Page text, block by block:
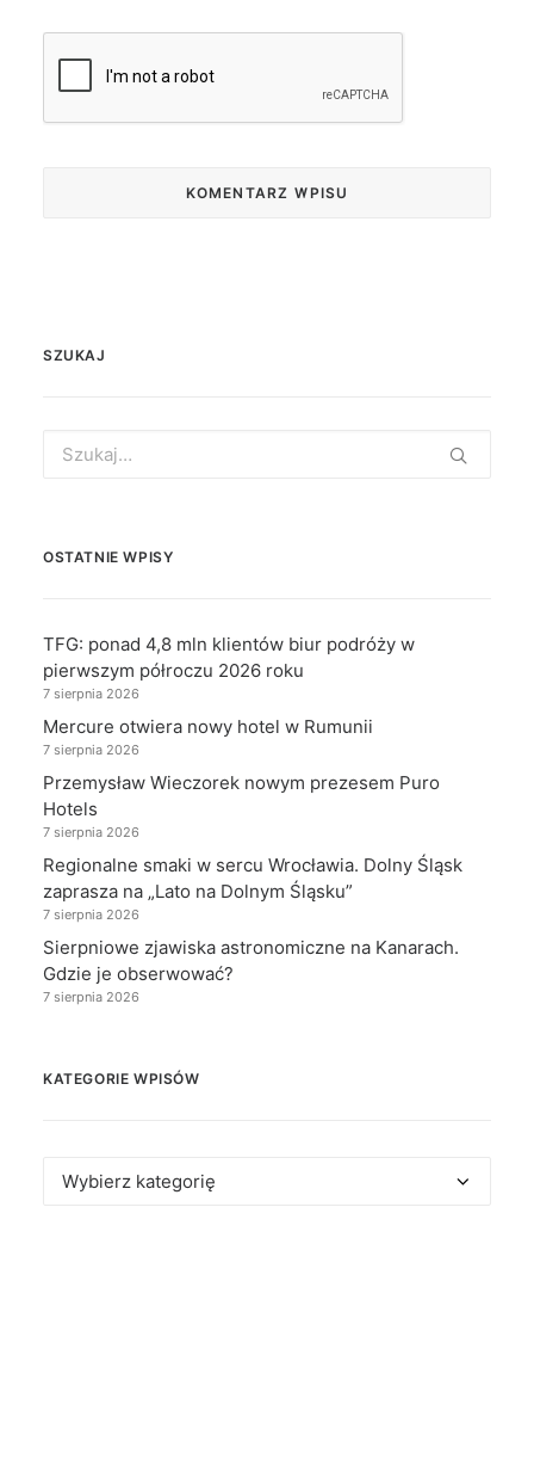
SZUKAJ
for:
OSTATNIE WPISY
TFG: ponad 4,8 mln klientów biur podróży w
pierwszym półroczu 2026 roku
7 sierpnia 2026
Mercure otwiera nowy hotel w Rumunii
7 sierpnia 2026
Przemysław Wieczorek nowym prezesem Puro
Hotels
7 sierpnia 2026
Regionalne smaki w sercu Wrocławia. Dolny Śląsk
zaprasza na „Lato na Dolnym Śląsku”
7 sierpnia 2026
Sierpniowe zjawiska astronomiczne na Kanarach.
Gdzie je obserwować?
7 sierpnia 2026
KATEGORIE WPISÓW
Kategorie